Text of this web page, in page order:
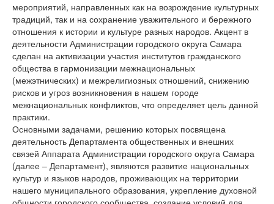
мероприятий, направленных как на возрождение культурных
традиций, так и на сохранение уважительного и бережного
отношения к истории и культуре разных народов. Акцент в
деятельности Администрации городского округа Самара
сделан на активизации участия институтов гражданского
общества в гармонизации межнациональных
(межэтнических) и межрелигиозных отношений, снижению
рисков и угроз возникновения в нашем городе
межнациональных конфликтов, что определяет цель данной
практики.
Основными задачами, решению которых посвящена
деятельность Департамента общественных и внешних
связей Аппарата Администрации городского округа Самара
(далее – Департамент), являются развитие национальных
культур и языков народов, проживающих на территории
нашего муниципального образования, укрепление духовной